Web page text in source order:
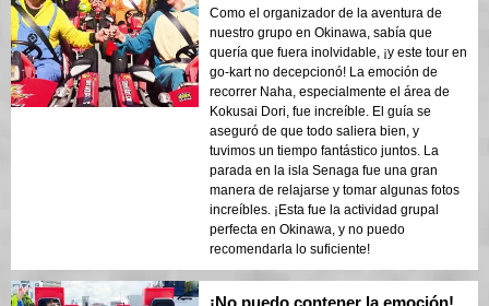
Como el organizador de la aventura de
nuestro grupo en Okinawa, sabía que
quería que fuera inolvidable, ¡y este tour en
go-kart no decepcionó! La emoción de
recorrer Naha, especialmente el área de
Kokusai Dori, fue increíble. El guía se
aseguró de que todo saliera bien, y
tuvimos un tiempo fantástico juntos. La
parada en la isla Senaga fue una gran
manera de relajarse y tomar algunas fotos
increíbles. ¡Esta fue la actividad grupal
perfecta en Okinawa, y no puedo
recomendarla lo suficiente!
¡No puedo contener la emoción!